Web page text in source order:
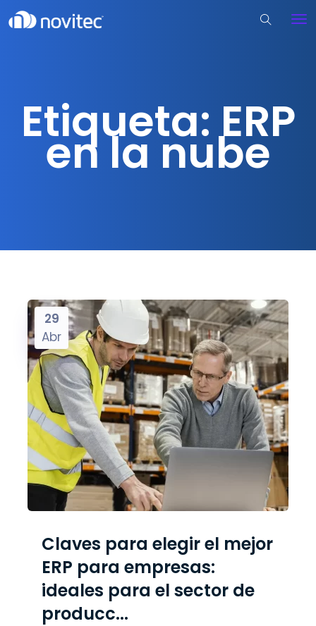
Etiqueta:ERP
en la nube
29
Abr
Claves para elegir el mejor
ERP para empresas:
ideales para el sector de
producc...